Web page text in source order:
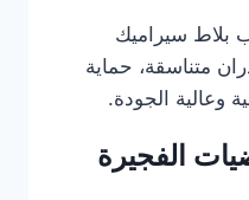
بلاط سيراميك
متناسقة، حماية
وعالية الجودة.
الفجيرة